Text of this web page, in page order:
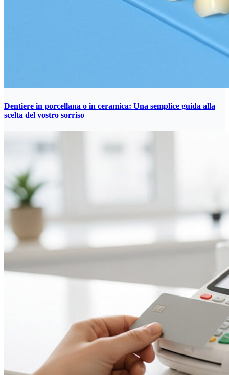
Dentiere in porcellana o in ceramica: Una semplice guida alla
scelta del vostro sorriso